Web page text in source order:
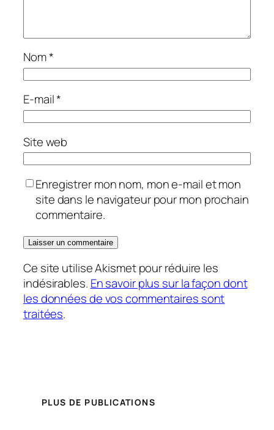
Nom*
E-mail*
Site web
Enregistrer mon nom, mon e-mail et mon
site dans le navigateur pour mon prochain
commentaire.
Ce site utilise Akismet pour réduire les
indésirables. En savoir plus sur la façon dont
les données de vos commentaires sont
traitées.
PLUS DE PUBLICATIONS